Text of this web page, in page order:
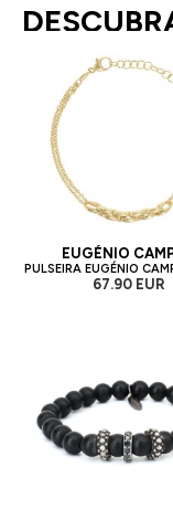
EUGÉNIO
PULSEIRA EUGÉNIO
67.90 EUR